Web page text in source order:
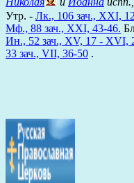
Утр. - Лк., 106 зач., XXI,
Мф., 88 зач., XXI, 43-46.
Ин., 52 зач., XV, 17 - XVI,
33 зач., VII, 36-50 .